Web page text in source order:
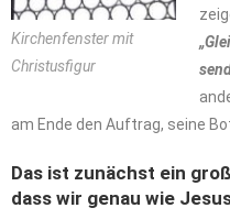
Kirchenfenster mit
Christusfigur
am Ende den Auftrag, seine
Das ist zunächst ein
dass wir genau wie